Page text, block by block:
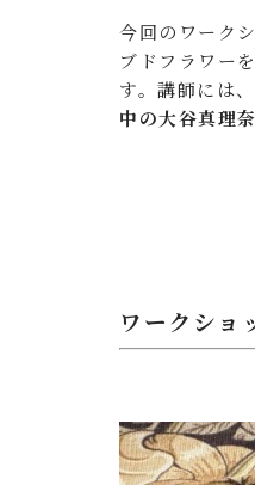
今回のワーク
ブドフラワー
す。講師には
中の大谷真理
ワークショ